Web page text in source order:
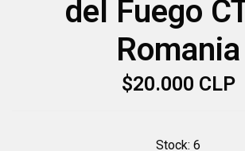
del Fuego
Romania
$20.000 CLP
Stock: 6